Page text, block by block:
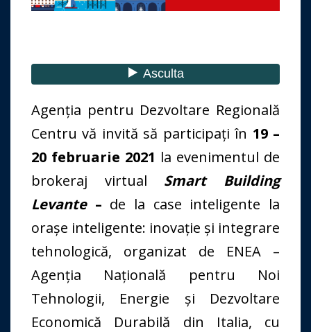
Agenția pentru Dezvoltare Regională
Centru vă invită să participați în 19 –
20 februarie 2021 la evenimentul de
brokeraj virtual Smart Building
Levante – de la case inteligente la
orașe inteligente: inovație și integrare
tehnologică, organizat de ENEA –
Agenția Națională pentru Noi
Tehnologii, Energie și Dezvoltare
Economică Durabilă din Italia, cu